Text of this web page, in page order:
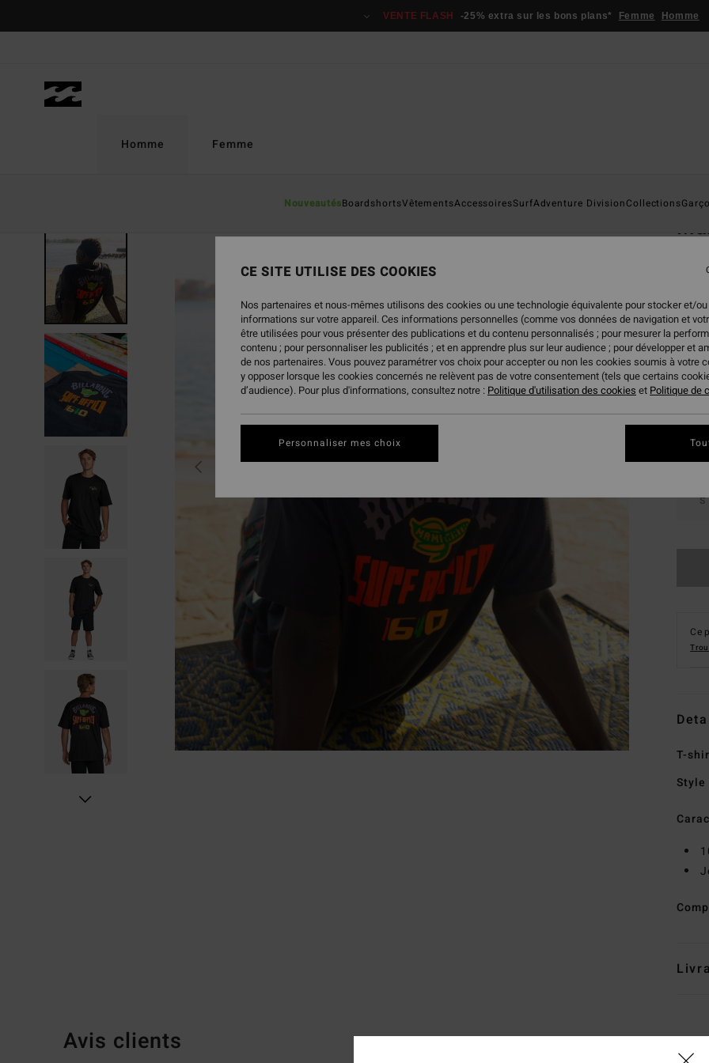
VENTE FLASH -25% extra sur les bons plans* Femme Homme
Homme
NouveautésBoardshortsVêtementsAccessoiresSurfAdventure DivisionCollections
Femme
RUPTURE DE STOCK
T-
S
Ce
T-
Style
Avis clients
CE SITE UTILISE DES COOKIES
Nos partenaires et nous-mêmes utilisons des cookies ou une technologie équivalente pour stocker et/
informations sur votre appareil. Ces informations personnelles (comme vos données de navigation et
être utilisées pour vous présenter des publications et du contenu personnalisés ; pour mesurer la
contenu ; pour personnaliser les publicités ; et en apprendre plus sur leur audience ; pour développer et
de nos partenaires. Vous pouvez paramétrer vos choix pour accepter ou non les cookies soumis à votre
y opposer lorsque les cookies concernés ne relèvent pas de votre consentement (tels que certains
d’audience). Pour plus d'informations, consultez notre : Politique d'utilisation des cookies et Politique de
Personnaliser mes choix